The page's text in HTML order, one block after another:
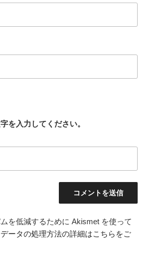
を入力してください。
を低減するために Akismet を使って
ータの処理方法の詳細はこちらをご